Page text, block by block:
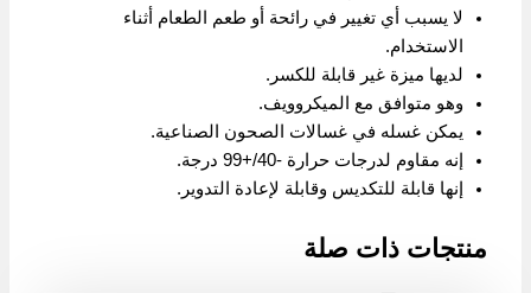
لا يسبب أي تغيير في رائحة أو طعم الطعام أثناء
الاستخدام.
لديها ميزة غير قابلة للكسر.
وهو متوافق مع الميكروويف.
يمكن غسله في غسالات الصحون الصناعية.
إنه مقاوم لدرجات حرارة -40/+99 درجة.
إنها قابلة للتكديس وقابلة لإعادة التدوير.
منتجات ذات صلة